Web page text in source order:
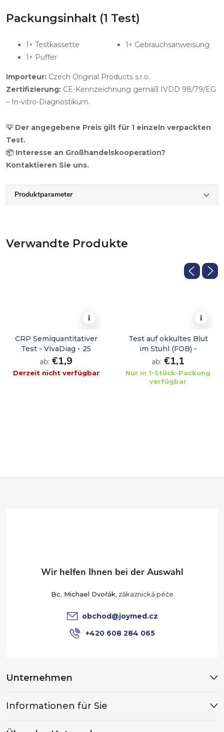
Packungsinhalt (1 Test)
1× Testkassette
1× Puffer
1× Gebrauchsanweisung
Importeur: Czech Original Products s.r.o.
Zertifizierung: CE-Kennzeichnung gemäß IVDD 98/79/EG
– In-vitro-Diagnostikum.
💡 Der angegebene Preis gilt für 1 einzeln verpackten
Test.
📦 Interesse an Großhandelskooperation?
Kontaktieren Sie uns.
Produktparameter
Verwandte Produkte
i
CRP Semiquantitativer
Test - VivaDiag - 25
Stück
ab: €1,9
Derzeit nicht verfügbar
i
Test auf okkultes Blut
im Stuhl (FOB) -
VivaDiag - 25 Stück
ab: €1,1
Nur in 1-Stück-Packung
verfügbar
Bc. Michael Dvořák
obchod@joymed.cz
+420 608 284 065
Unternehmen
Informationen für Sie